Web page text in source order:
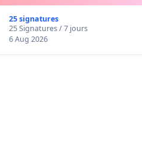
25 signatures
25 Signatures / 7 jours
6 Aug 2026